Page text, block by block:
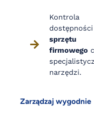
Kontrola
dostępności
sprzętu
firmowego
narzędzi.
Zarządzaj wygodnie